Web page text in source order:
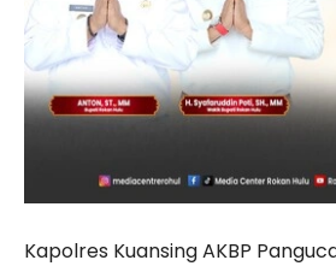
Kapolres Kuansing AKBP